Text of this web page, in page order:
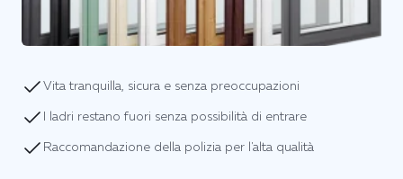
Vita tranquilla, sicura e senza preoccupazioni
I ladri restano fuori senza possibilità di entrare
Raccomandazione della polizia per l'alta qualità